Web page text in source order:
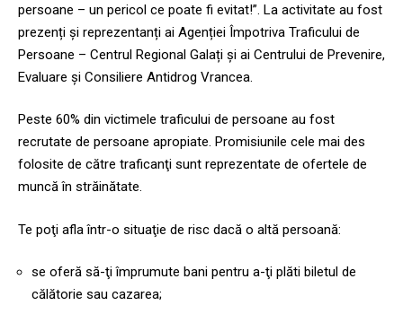
persoane – un pericol ce poate fi evitat!”. La activitate au fost
prezenți și reprezentanți ai Agenției Împotriva Traficului de
Persoane – Centrul Regional Galați și ai Centrului de Prevenire,
Evaluare și Consiliere Antidrog Vrancea.
Peste 60% din victimele traficului de persoane au fost
recrutate de persoane apropiate. Promisiunile cele mai des
folosite de către traficanţi sunt reprezentate de ofertele de
muncă în străinătate.
Te poţi afla într-o situaţie de risc dacă o altă persoană:
se oferă să-ţi împrumute bani pentru a-ţi plăti biletul de
călătorie sau cazarea;